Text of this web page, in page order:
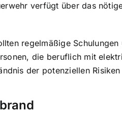
verfügt über das
regelmäßige
die beruflich mit
der potenziellen